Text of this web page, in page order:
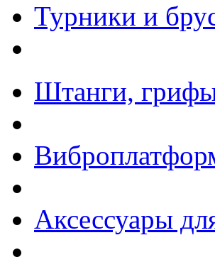
Турники и
Штанги,
Аксессуары